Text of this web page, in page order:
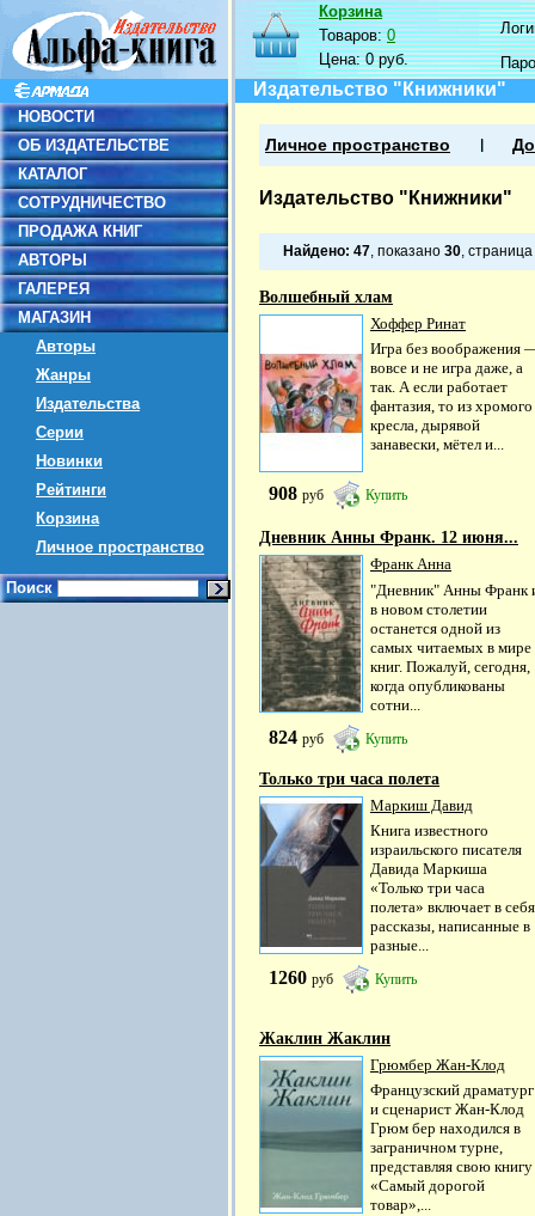
НОВОСТИ
ОБ ИЗДАТЕЛЬСТВЕ
КАТАЛОГ
СОТРУДНИЧЕСТВО
ПРОДАЖА КНИГ
АВТОРЫ
ГАЛЕРЕЯ
МАГАЗИН
Авторы
Жанры
Издательства
Серии
Новинки
Рейтинги
Корзина
Личное пространство
Поиск
Корзина
Товаров:0
Цена:0 руб.
Издательство "Книжники"
Личное пространство
Издательство "Книжники"
Найдено: 47, показано 30, страница
Волшебный хлам
Хоффер Ринат
Игра без воображения
вовсе и не игра даже, а
так. А если работает
фантазия, то из хромого
кресла, дырявой
занавески, мётел и...
908 руб Купить
Дневник Анны Франк. 12 июня...
Франк Анна
"Дневник" Анны Франк
в новом столетии
останется одной из
самых читаемых в мире
книг. Пожалуй, сегодня,
когда опубликованы
сотни...
824 руб Купить
Только три часа полета
Маркиш Давид
Книга известного
израильского писателя
Давида Маркиша
«Только три часа
полета» включает в себя
рассказы, написанные в
разные...
1260 руб Купить
Жаклин Жаклин
Грюмбер Жан-Клод
Французский драматург
и сценарист Жан-Клод
Грюм бер находился в
заграничном турне,
представляя свою книгу
«Самый дорогой
товар»,...